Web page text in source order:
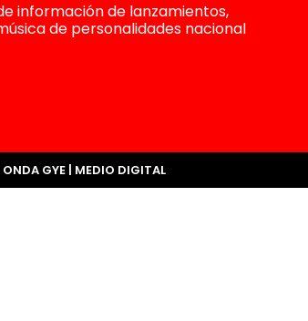
información de lanzamientos,
de personalidades nacional
GYE | MEDIO DIGITAL